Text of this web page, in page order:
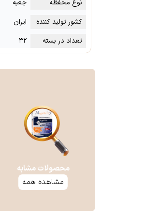
نوع محفظه
جعبه
کشور تولید کننده
ایران
تعداد در بسته
۳۲
محصولات مشابه
مشاهده همه